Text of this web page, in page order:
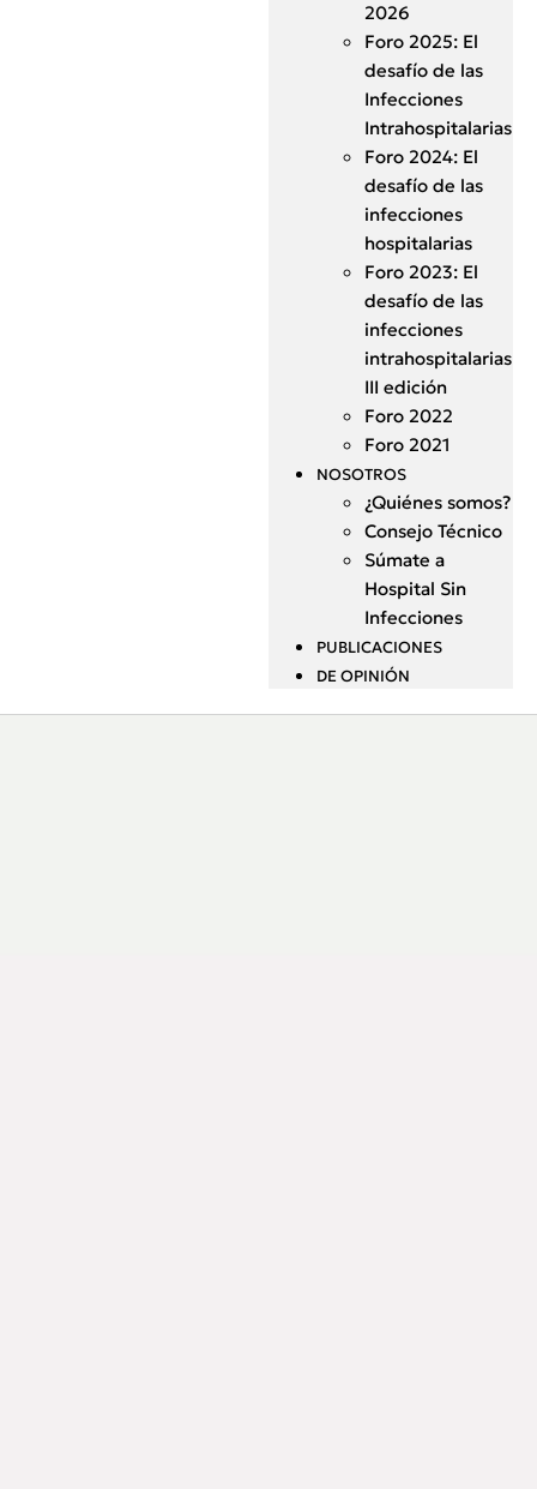
2026
Foro 2025: El
desafío de las
Infecciones
Intrahospitalarias
Foro 2024: El
desafío de las
infecciones
hospitalarias
Foro 2023: El
desafío de las
infecciones
intrahospitalarias
III edición
Foro 2022
Foro 2021
NOSOTROS
¿Quiénes somos?
Consejo Técnico
Súmate a
Hospital Sin
Infecciones
PUBLICACIONES
DE OPINIÓN